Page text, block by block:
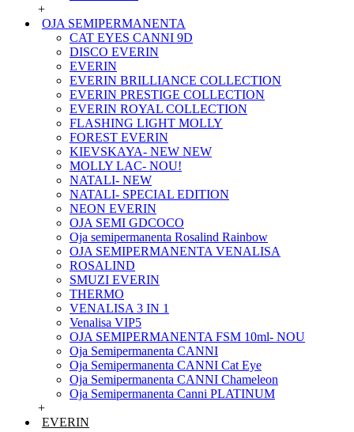
+
OJA SEMIPERMANENTA
CAT EYES CANNI 9D
DISCO EVERIN
EVERIN
EVERIN BRILLIANCE COLLECTION
EVERIN PRESTIGE COLLECTION
EVERIN ROYAL COLLECTION
FLASHING LIGHT MOLLY
FOREST EVERIN
KIEVSKAYA- NEW NEW
MOLLY LAC- NOU!
NATALI- NEW
NATALI- SPECIAL EDITION
NEON EVERIN
OJA SEMI GDCOCO
Oja semipermanenta Rosalind Rainbow
OJA SEMIPERMANENTA VENALISA
ROSALIND
SMUZI EVERIN
THERMO
VENALISA 3 IN 1
Venalisa VIP5
OJA SEMIPERMANENTA FSM 10ml- NOU
Oja Semipermanenta CANNI
Oja Semipermanenta CANNI Cat Eye
Oja Semipermanenta CANNI Chameleon
Oja Semipermanenta Canni PLATINUM
+
EVERIN